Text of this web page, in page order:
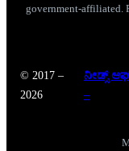
government-affiliated.
© 2017 –
2026
ನೀಡ್ಸ್
–